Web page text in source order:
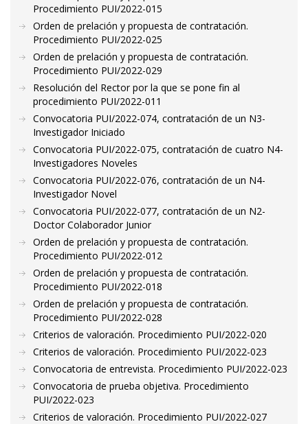
Procedimiento PUI/2022-015
Orden de prelación y propuesta de contratación.
Procedimiento PUI/2022-025
Orden de prelación y propuesta de contratación.
Procedimiento PUI/2022-029
Resolución del Rector por la que se pone fin al
procedimiento PUI/2022-011
Convocatoria PUI/2022-074, contratación de un N3-
Investigador Iniciado
Convocatoria PUI/2022-075, contratación de cuatro N4-
Investigadores Noveles
Convocatoria PUI/2022-076, contratación de un N4-
Investigador Novel
Convocatoria PUI/2022-077, contratación de un N2-
Doctor Colaborador Junior
Orden de prelación y propuesta de contratación.
Procedimiento PUI/2022-012
Orden de prelación y propuesta de contratación.
Procedimiento PUI/2022-018
Orden de prelación y propuesta de contratación.
Procedimiento PUI/2022-028
Criterios de valoración. Procedimiento PUI/2022-020
Criterios de valoración. Procedimiento PUI/2022-023
Convocatoria de entrevista. Procedimiento PUI/2022-023
Convocatoria de prueba objetiva. Procedimiento
PUI/2022-023
Criterios de valoración. Procedimiento PUI/2022-027